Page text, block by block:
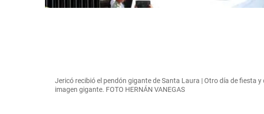
Jericó recibió el pendón gigante de Santa Laura | Otro día de fiesta
imagen gigante. FOTO HERNÁN VANEGAS